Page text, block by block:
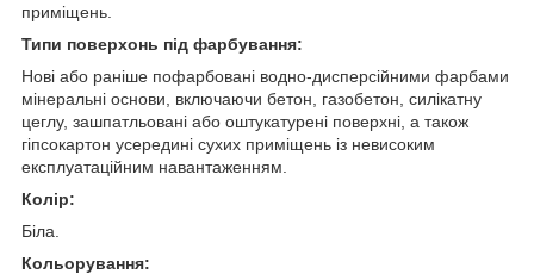
приміщень.
Типи поверхонь під фарбування:
Нові або раніше пофарбовані водно-дисперсійними фарбами
мінеральні основи, включаючи бетон, газобетон, силікатну
цеглу, зашпатльовані або оштукатурені поверхні, а також
гіпсокартон усередині сухих приміщень із невисоким
експлуатаційним навантаженням.
Колір:
Біла.
Кольорування: